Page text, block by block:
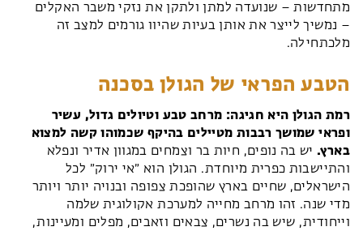
מתחדשות – שנועדה למתן ולתקן את נזקי משבר האקלים
– נמשיך לייצר את אותן בעיות שהיוו גורמים למצב זה
מלכתחילה.
הטבע הפראי של הגולן בסכנה
רמת הגולן היא חגיגה: מרחב טבע וטיולים גדול, עשיר
ופראי שמושך רבבות מטיילים בהיקף שכמוהו קשה למצוא
בארץ. יש בה נופים, חיות בר וצמחים במגוון אדיר ונפלא
והתיישבות כפרית מיוחדת. הגולן הוא ״אי ירוק״ לכל
הישראלים, שחיים בארץ שהופכת צפופה ובנויה יותר ויותר
מדי שנה. זהו מרחב מחייה למערכת אקולוגית שלמה
וייחודית, שיש בה נשרים, צבאים וזאבים, מפלים ומעיינות,